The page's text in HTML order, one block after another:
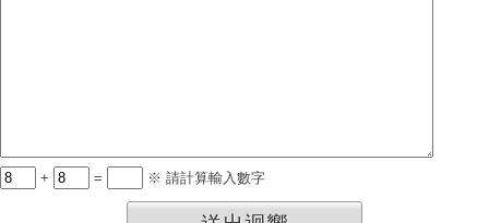
+ = ※ 請計算輸入數字